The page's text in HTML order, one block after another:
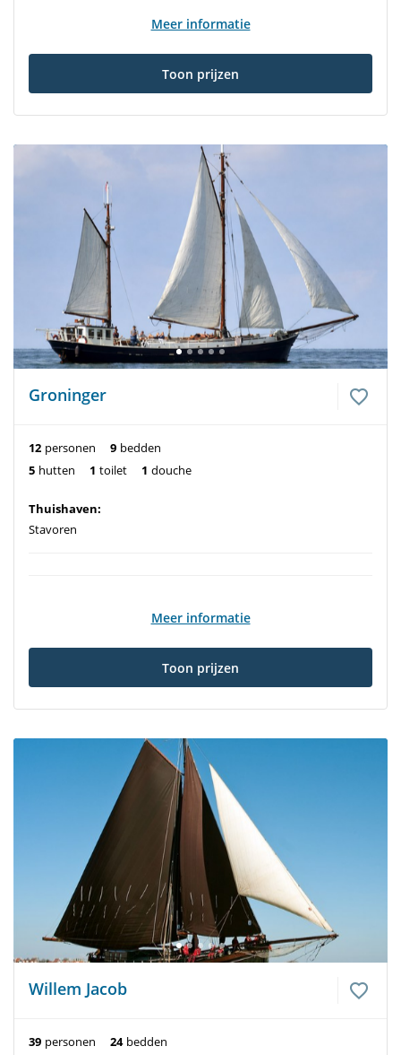
Meer informatie
Toon prijzen
Groninger
12 personen 9 bedden
5 hutten 1 toilet 1 douche
Thuishaven:
Stavoren
Meer informatie
Toon prijzen
Willem Jacob
39 personen 24 bedden